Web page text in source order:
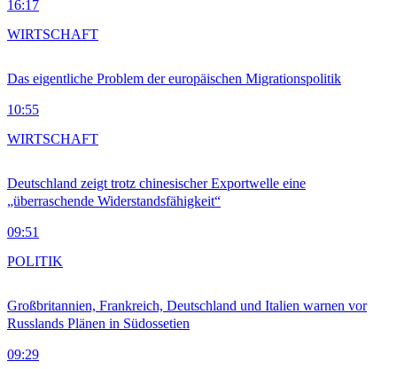
16:17
Das eigentliche Problem der europäischen Migrationspolitik
10:55
WIRTSCHAFT
Deutschland zeigt trotz chinesischer Exportwelle eine
„überraschende Widerstandsfähigkeit“
09:51
WIRTSCHAFT
Großbritannien, Frankreich, Deutschland und Italien warnen vor
Russlands Plänen in Südossetien
09:29
POLITIK